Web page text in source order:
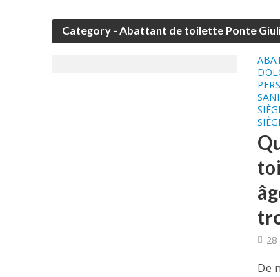
Category - Abattant de toilette Ponte
28
De